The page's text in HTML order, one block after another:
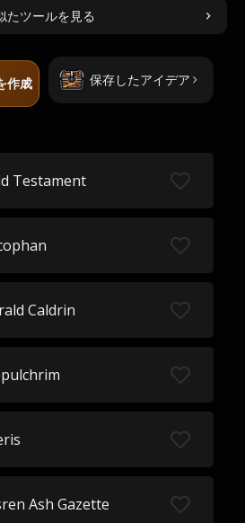
たツールを見る
作成 保存したアイデア
Testament
Caldrin
Ash Gazette